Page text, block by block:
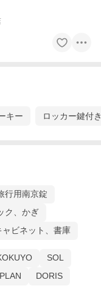
キー ロッカー鍵付
行用南京錠
ク、かぎ
ャビネット、書庫
SOL
DORIS